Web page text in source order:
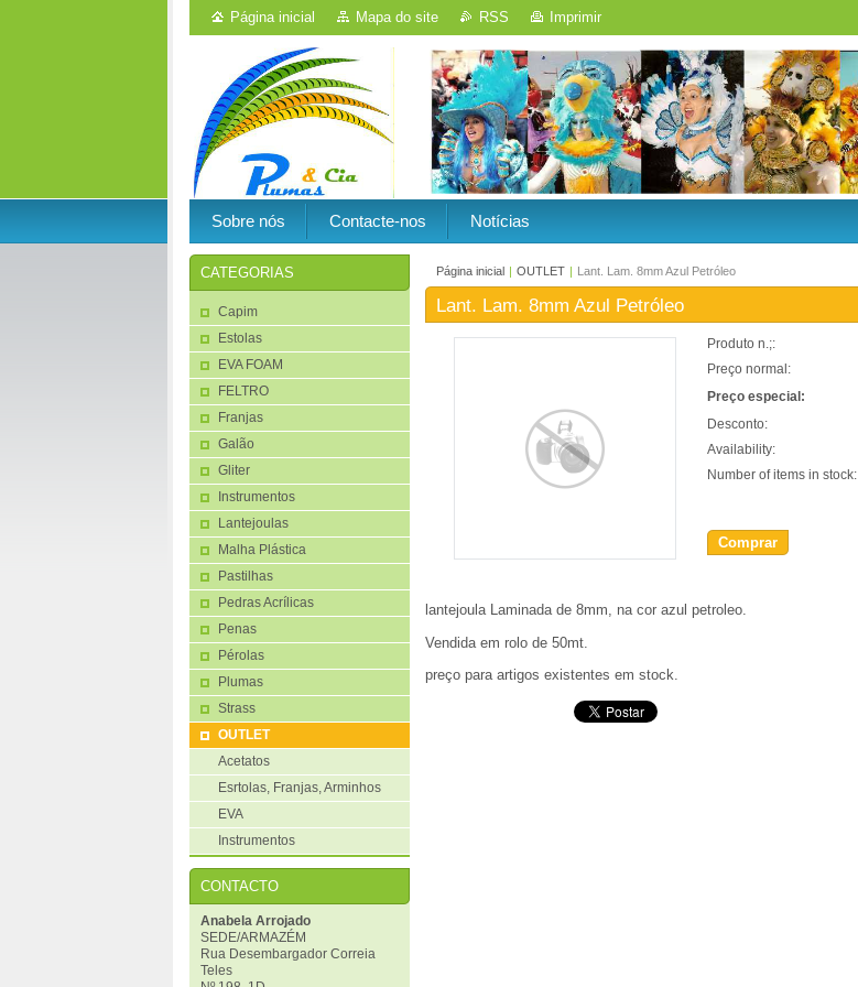
Página inicial Mapa do site RSS Imprimir
Sobre nós Contacte-nos Notícias
Página inicial | OUTLET | Lant. Lam. 8mm Azul Petróleo
Lant. Lam. 8mm Azul Petróleo
Produto n.;:
Preço normal:
Preço especial:
Desconto:
Availability:
Number of items in stock:
Comprar
lantejoula Laminada de 8mm, na cor azul petroleo.
Vendida em rolo de 50mt.
preço para artigos existentes em stock.
CATEGORIAS
Capim
Estolas
EVA FOAM
FELTRO
Franjas
Galão
Gliter
Instrumentos
Lantejoulas
Malha Plástica
Pastilhas
Pedras Acrílicas
Penas
Pérolas
Plumas
Strass
OUTLET
Acetatos
Esrtolas, Franjas, Arminhos
EVA
Instrumentos
CONTACTO
Anabela Arrojado
SEDE/ARMAZÉM
Rua Desembargador Correia
Teles